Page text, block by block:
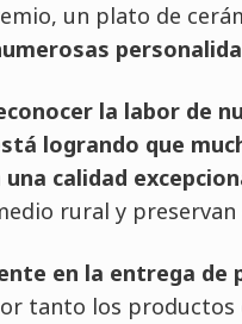
un plato de
la labor de
logrando que
calidad
rural y
en la entrega de
tanto los